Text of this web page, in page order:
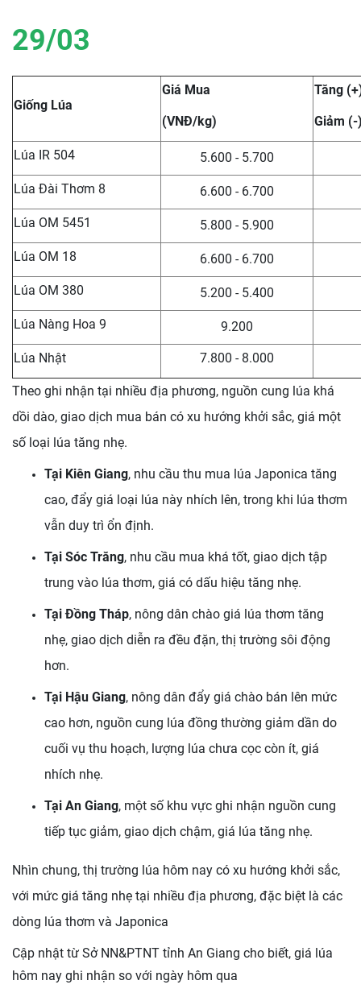
29/03
Giống Lúa
Giá Mua
(VNĐ/kg)
Tăng
Giảm (-
Lúa IR 504 5.600 - 5.700
Lúa Đài Thơm 8 6.600 - 6.700
Lúa OM 5451 5.800 - 5.900
Lúa OM 18 6.600 - 6.700
Lúa OM 380 5.200 - 5.400
Lúa Nàng Hoa 9 9.200
Lúa Nhật 7.800 - 8.000
Theo ghi nhận tại nhiều địa phương, nguồn cung lúa khá
dồi dào, giao dịch mua bán có xu hướng khởi sắc, giá một
số loại lúa tăng nhẹ.
Tại Kiên Giang, nhu cầu thu mua lúa Japonica tăng
cao, đẩy giá loại lúa này nhích lên, trong khi lúa thơm
vẫn duy trì ổn định.
Tại Sóc Trăng, nhu cầu mua khá tốt, giao dịch tập
trung vào lúa thơm, giá có dấu hiệu tăng nhẹ.
Tại Đồng Tháp, nông dân chào giá lúa thơm tăng
nhẹ, giao dịch diễn ra đều đặn, thị trường sôi động
hơn.
Tại Hậu Giang, nông dân đẩy giá chào bán lên mức
cao hơn, nguồn cung lúa đồng thường giảm dần do
cuối vụ thu hoạch, lượng lúa chưa cọc còn ít, giá
nhích nhẹ.
Tại An Giang, một số khu vực ghi nhận nguồn cung
tiếp tục giảm, giao dịch chậm, giá lúa tăng nhẹ.
Nhìn chung, thị trường lúa hôm nay có xu hướng khởi sắc,
với mức giá tăng nhẹ tại nhiều địa phương, đặc biệt là các
dòng lúa thơm và Japonica
Cập nhật từ Sở NN&PTNT tỉnh An Giang cho biết, giá lúa
hôm nay ghi nhận so với ngày hôm qua